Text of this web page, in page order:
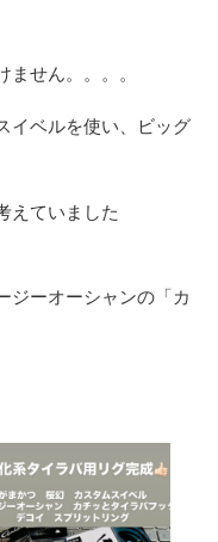
せん。。。。
イベルを使い、ビッグ
えていました
ジーオーシャンの「カ